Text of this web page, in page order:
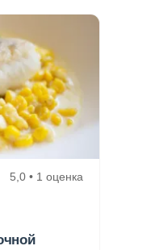
5,0 • 1 оценка